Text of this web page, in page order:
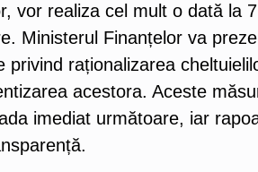
vor realiza cel mult o dată la
Ministerul Finanțelor va
privind raționalizarea
acestora. Aceste
imediat următoare, iar